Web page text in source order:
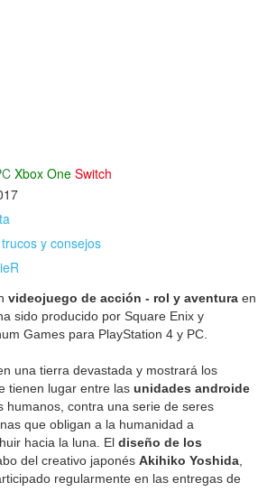
Xbox One Switch
y consejos
videojuego de acción - rol y aventura en
sido producido por Square Enix y
Games para PlayStation 4 y PC.
una tierra devastada y mostrará los
tienen lugar entre lasunidades androide
humanos, contra una serie de seres
que obligan a la humanidad a
hacia la luna. Eldiseño de los
del creativo japonésAkihiko Yoshida
regularmente en las entregas de